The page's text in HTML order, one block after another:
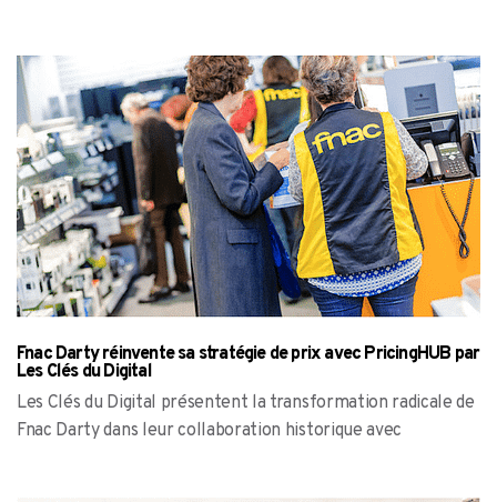
Fnac Darty réinvente sa stratégie de prix avec PricingHUB par
Les Clés du Digital
Les Clés du Digital présentent la transformation radicale de
Fnac Darty dans leur collaboration historique avec